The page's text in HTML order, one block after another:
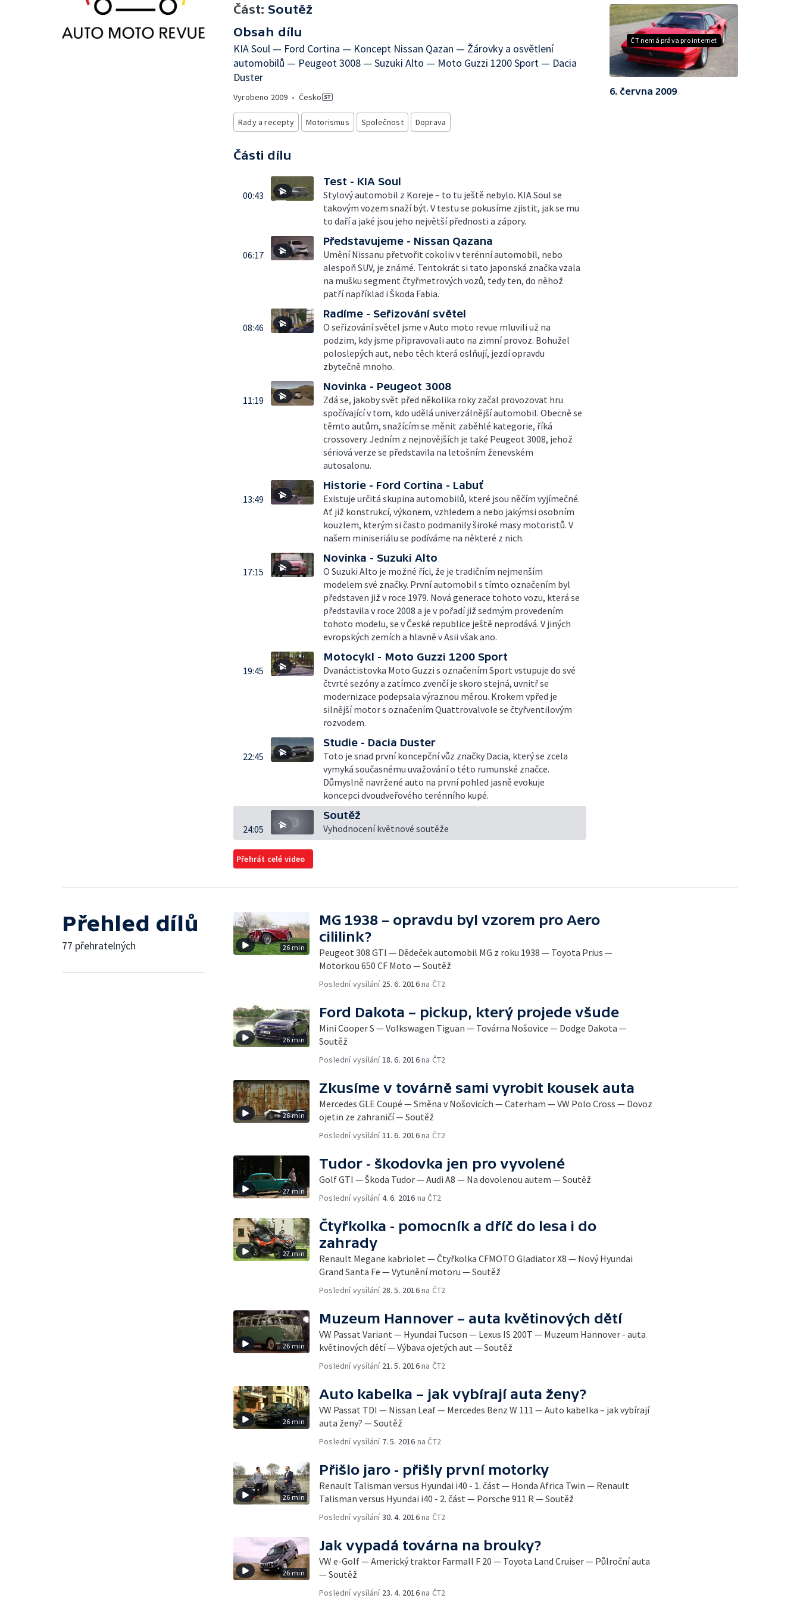
Část: Soutěž
Obsah dílu
KIA Soul — Ford Cortina — Koncept Nissan Qazan — Žárovky a osvětlení
automobilů — Peugeot 3008 — Suzuki Alto — Moto Guzzi 1200 Sport — Dacia
Duster
Vyrobeno 2009 • Česko
Rady a recepty Motorismus Společnost Doprava
Části dílu
00:43
Test - KIA Soul
Stylový automobil z Koreje – to tu ještě nebylo. KIA Soul se
takovým vozem snaží být. V testu se pokusíme zjistit, jak se mu
to daří a jaké jsou jeho největší přednosti a zápory.
06:17
Představujeme - Nissan Qazana
Umění Nissanu přetvořit cokoliv v terénní automobil, nebo
alespoň SUV, je známé. Tentokrát si tato japonská značka vzala
na mušku segment čtyřmetrových vozů, tedy ten, do něhož
patří například i Škoda Fabia.
08:46
Radíme - Seřizování světel
O seřizování světel jsme v Auto moto revue mluvili už na
podzim, kdy jsme připravovali auto na zimní provoz. Bohužel
poloslepých aut, nebo těch která oslňují, jezdí opravdu
zbytečně mnoho.
11:19
Novinka - Peugeot 3008
Zdá se, jakoby svět před několika roky začal provozovat hru
spočívající v tom, kdo udělá univerzálnější automobil. Obecně se
těmto autům, snažícím se měnit zaběhlé kategorie, říká
crossovery. Jedním z nejnovějších je také Peugeot 3008, jehož
sériová verze se představila na letošním ženevském
autosalonu.
13:49
Historie - Ford Cortina - Labuť
Existuje určitá skupina automobilů, které jsou něčím vyjímečné.
Ať již konstrukcí, výkonem, vzhledem a nebo jakýmsi osobním
kouzlem, kterým si často podmanily široké masy motoristů. V
našem miniseriálu se podíváme na některé z nich.
17:15
Novinka - Suzuki Alto
O Suzuki Alto je možné říci, že je tradičním nejmenším
modelem své značky. První automobil s tímto označením byl
představen již v roce 1979. Nová generace tohoto vozu, která se
představila v roce 2008 a je v pořadí již sedmým provedením
tohoto modelu, se v České republice ještě neprodává. V jiných
evropských zemích a hlavně v Asii však ano.
19:45
Motocykl - Moto Guzzi 1200 Sport
Dvanáctistovka Moto Guzzi s označením Sport vstupuje do své
čtvrté sezóny a zatímco zvenčí je skoro stejná, uvnitř se
modernizace podepsala výraznou měrou. Krokem vpřed je
silnější motor s označením Quattrovalvole se čtyřventilovým
rozvodem.
22:45
Studie - Dacia Duster
Toto je snad první koncepční vůz značky Dacia, který se zcela
vymyká současnému uvažování o této rumunské značce.
Důmyslně navržené auto na první pohled jasně evokuje
koncepci dvoudveřového terénního kupé.
24:05
Soutěž
Vyhodnocení květnové soutěže
Přehrát celé video
ČT nemá práva pro internet
6. června 2009
Přehled dílů
77 přehratelných 26 min
MG 1938 – opravdu byl vzorem pro Aero
cililink?
Peugeot 308 GTI — Dědeček automobil MG z roku 1938 — Toyota Prius —
Motorkou 650 CF Moto — Soutěž
Poslední vysílání 25. 6. 2016na ČT2
26 min
Ford Dakota – pickup, který projede všude
Mini Cooper S — Volkswagen Tiguan — Továrna Nošovice — Dodge Dakota —
Soutěž
Poslední vysílání18. 6. 2016na ČT2
26 min
Zkusíme v továrně sami vyrobit kousek auta
Mercedes GLE Coupé — Směna v Nošovicích — Caterham — VW Polo Cross — Dovoz
ojetin ze zahraničí — Soutěž
Poslední vysílání11. 6. 2016na ČT2
27 min
Tudor - škodovka jen pro vyvolené
Golf GTI — Škoda Tudor — Audi A8 — Na dovolenou autem — Soutěž
Poslední vysílání4. 6. 2016 na ČT2
27 min
Čtyřkolka - pomocník a dříč do lesa i do
zahrady
Renault Megane kabriolet — Čtyřkolka CFMOTO Gladiator X8 — Nový Hyundai
Grand Santa Fe — Vytunění motoru — Soutěž
Poslední vysílání 28. 5. 2016na ČT2
26 min
Muzeum Hannover – auta květinových dětí
VW Passat Variant — Hyundai Tucson — Lexus IS 200T — Muzeum Hannover - auta
květinových dětí — Výbava ojetých aut — Soutěž
Poslední vysílání 21. 5. 2016na ČT2
26 min
Auto kabelka – jak vybírají auta ženy?
VW Passat TDI — Nissan Leaf — Mercedes Benz W 111 — Auto kabelka – jak vybírají
auta ženy? — Soutěž
Poslední vysílání 7. 5. 2016 na ČT2
26 min
Přišlo jaro - přišly první motorky
Renault Talisman versus Hyundai i40 - 1. část — Honda Africa Twin — Renault
Talisman versus Hyundai i40 - 2. část — Porsche 911 R — Soutěž
Poslední vysílání30. 4. 2016na ČT2
26 min
Jak vypadá továrna na brouky?
VW e-Golf — Americký traktor Farmall F 20 — Toyota Land Cruiser — Půlroční auta
— Soutěž
Poslední vysílání 23. 4. 2016na ČT2